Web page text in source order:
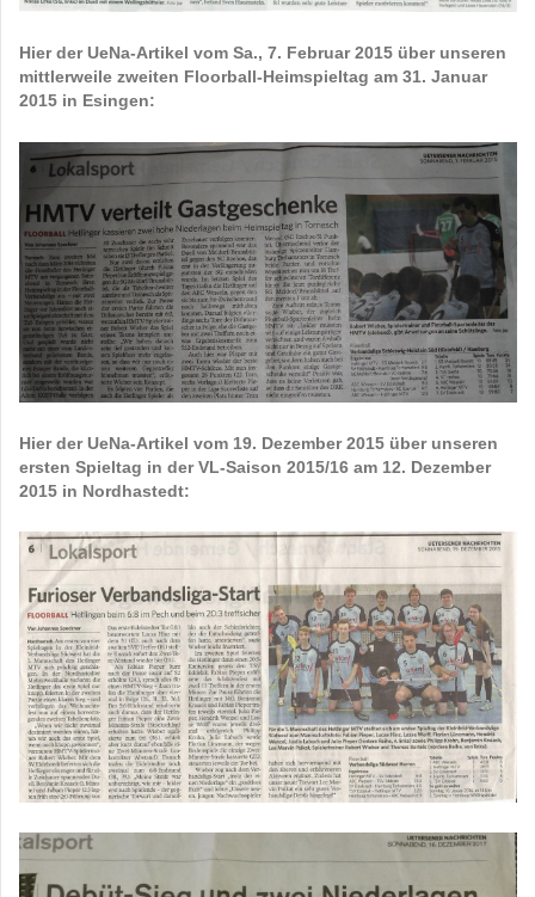
Hier der UeNa-Artikel vom Sa., 7. Februar 2015 über unseren
mittlerweile zweiten Floorball-Heimspieltag am 31. Januar
2015 in Esingen:
Hier der UeNa-Artikel vom 19. Dezember 2015 über unseren
ersten Spieltag in der VL-Saison 2015/16 am 12. Dezember
2015 in Nordhastedt: